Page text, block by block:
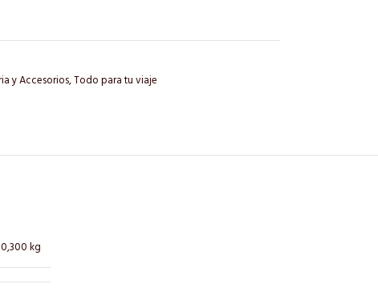
y Accesorios,Todo para tu viaje
0,300 kg